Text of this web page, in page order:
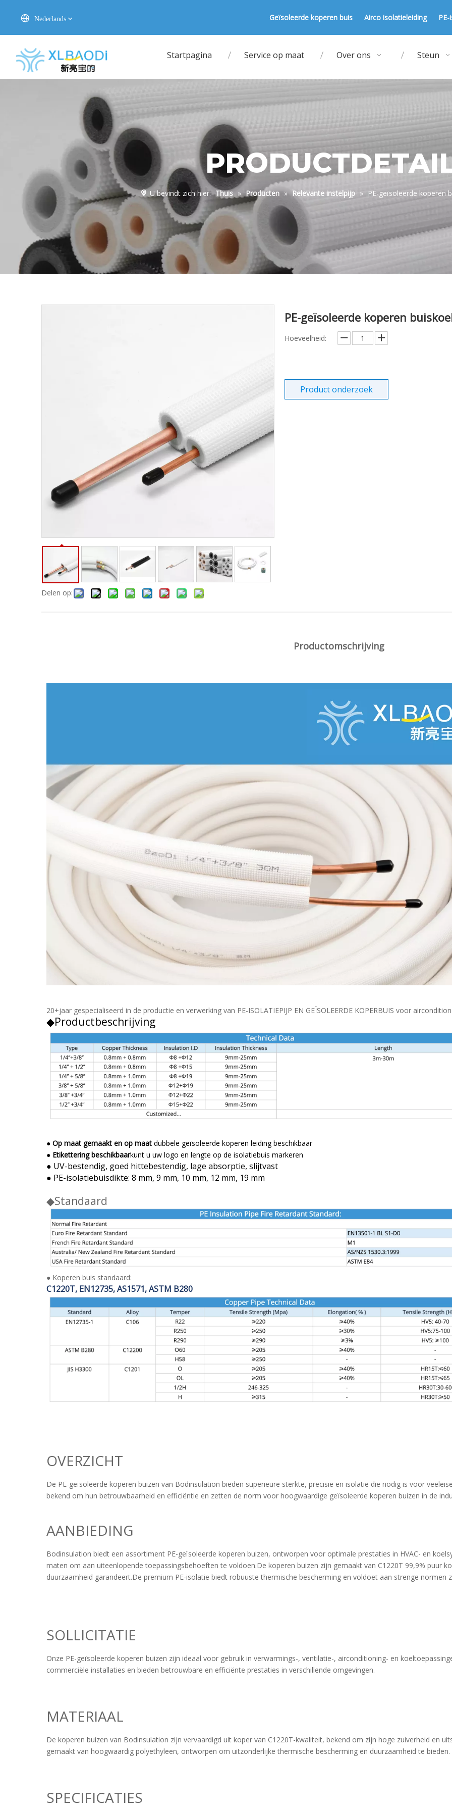
Nederlands Geïsoleerde koperen buis Airco isolatieleiding
Startpagina Service op maat Over ons Steun
U bevindt zich hier: Thuis » Producten » Relevante instelpijp » PE-geïsoleerde koperen
Delen op:
PE-geïsoleerde koperen
Hoeveelheid:
Product onderzoek
Productomschrijving
20+jaar gespecialiseerd in de productie en verwerking van PE-ISOLATIEPIJP EN GEÏSOLEERDE KOPERBUIS voor
◆Productbeschrijving
● Op maat gemaakt en op maat dubbele geïsoleerde koperen leiding beschikbaar
● Etikettering beschikbaarkunt u uw logo en lengte op de isolatiebuis markeren
● UV-bestendig, goed hittebestendig, lage absorptie, slijtvast
● PE-isolatiebuisdikte: 8 mm, 9 mm, 10 mm, 12 mm, 19 mm
◆Standaard
● Koperen buis standaard:
C1220T, EN12735, AS1571, ASTM B280
OVERZICHT
De PE-geïsoleerde koperen buizen van Bodinsulation bieden superieure sterkte, precisie en isolatie die nodig is voor
​​bekend om hun betrouwbaarheid en efficiëntie en zetten de norm voor hoogwaardige geïsoleerde koperen buizen in de
AANBIEDING
Bodinsulation biedt een assortiment PE-geïsoleerde koperen buizen, ontworpen voor optimale prestaties in HVAC- en
maten om aan uiteenlopende toepassingsbehoeften te voldoen.De koperen buizen zijn gemaakt van C1220T 99,9% puur
duurzaamheid garandeert.De premium PE-isolatie biedt robuuste thermische bescherming en voldoet aan strenge normen
SOLLICITATIE
Onze PE-geïsoleerde koperen buizen zijn ideaal voor gebruik in verwarmings-, ventilatie-, airconditioning- en
commerciële installaties en bieden betrouwbare en efficiënte prestaties in verschillende omgevingen.
MATERIAAL
De koperen buizen van Bodinsulation zijn vervaardigd uit koper van C1220T-kwaliteit, bekend om zijn hoge zuiverheid en
gemaakt van hoogwaardig polyethyleen, ontworpen om uitzonderlijke thermische bescherming en duurzaamheid te bieden.
SPECIFICATIES